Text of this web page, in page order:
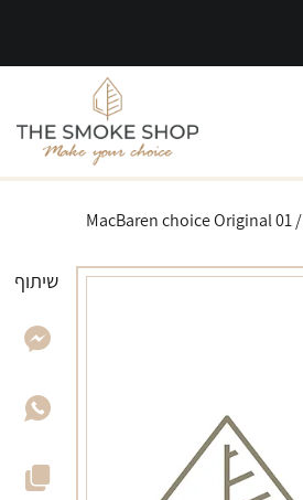
/ MacBaren choice Original 01
שיתוף